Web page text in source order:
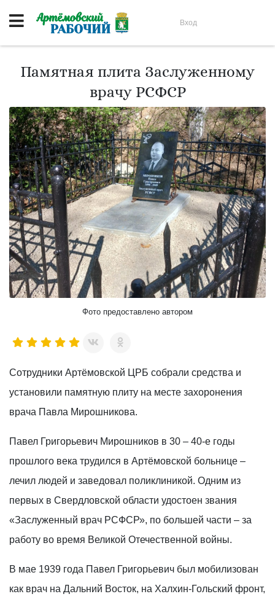
Вход
Памятная плита Заслуженному
врачу РСФСР
Фото предоставлено автором
Сотрудники Артёмовской ЦРБ собрали средства и
установили памятную плиту на месте захоронения
врача Павла Мирошникова.
Павел Григорьевич Мирошников в 30 – 40-е годы
прошлого века трудился в Артёмовской больнице –
лечил людей и заведовал поликлиникой. Одним из
первых в Свердловской области удостоен звания
«Заслуженный врач РСФСР», по большей части – за
работу во время Великой Отечественной войны.
В мае 1939 года Павел Григорьевич был мобилизован
как врач на Дальний Восток, на Халхин-Гольский фронт,